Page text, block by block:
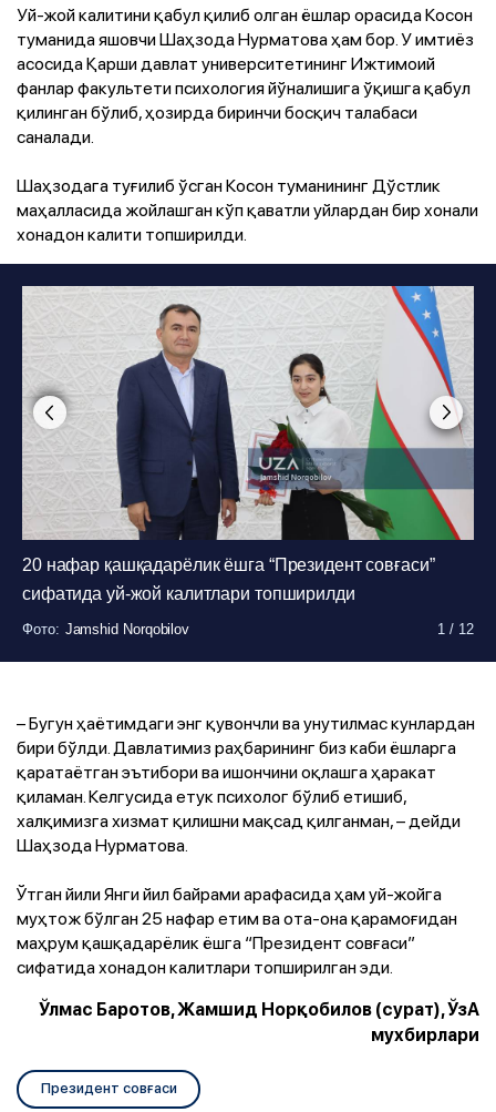
Уй-жой калитини қабул қилиб олган ёшлар орасида Косон
туманида яшовчи Шаҳзода Нурматова ҳам бор. У имтиёз
асосида Қарши давлат университетининг Ижтимоий
фанлар факультети психология йўналишига ўқишга қабул
қилинган бўлиб, ҳозирда биринчи босқич талабаси
саналади.
Шаҳзодага туғилиб ўсган Косон туманининг Дўстлик
маҳалласида жойлашган кўп қаватли уйлардан бир хонали
хонадон калити топширилди.
20 нафар қашқадарёлик ёшга “Президент совғаси”
сифатида уй-жой калитлари топширилди
Фото: Jamshid Norqobilov 1 / 12
Фото: Jamshid Norqobilov 1 / 12
Фото: Jamshid Norqobilov 1 / 12
Фото: Jamshid Norqobilov 1 / 12
Фото: Jamshid Norqobilov 1 / 12
Jamshid Norqobilov
Фото: Jamshid Norqobilov 1 / 12
Фото: Jamshid Norqobilov 1 / 12
Фото: Jamshid Norqobilov 1 / 12
Jamshid Norqobilov
Фото: Jamshid Norqobilov 1 / 12
Фото: Jamshid Norqobilov 1 / 12
– Бугун ҳаётимдаги энг қувончли ва унутилмас кунлардан
бири бўлди. Давлатимиз раҳбарининг биз каби ёшларга
қаратаётган эътибори ва ишончини оқлашга ҳаракат
қиламан. Келгусида етук психолог бўлиб етишиб,
халқимизга хизмат қилишни мақсад қилганман, – дейди
Шаҳзода Нурматова.
Ўтган йили Янги йил байрами арафасида ҳам уй-жойга
муҳтож бўлган 25 нафар етим ва ота-она қарамоғидан
маҳрум қашқадарёлик ёшга “Президент совғаси”
сифатида хонадон калитлари топширилган эди.
Ўлмас Баротов, Жамшид Норқобилов (сурат), ЎзА
мухбирлари
Президент совғаси